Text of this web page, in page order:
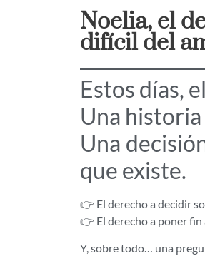
Noelia, el
difícil del
Estos días,
Una
Una
que existe.
👉 El derecho a decidir
👉 El derecho a poner
Y, sobre todo… una